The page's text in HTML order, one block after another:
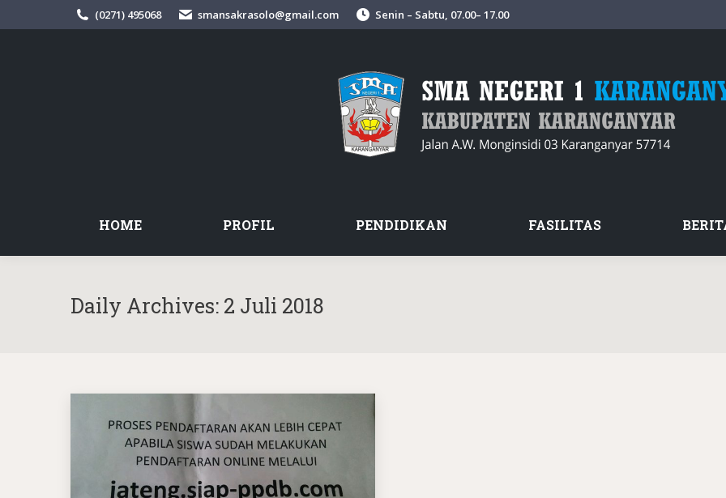
(0271) 495068 smansakrasolo@gmail.com Senin – Sabtu, 07.00– 17.00
HOME PROFIL PENDIDIKAN FASILITAS
Daily Archives: 2 Juli 2018